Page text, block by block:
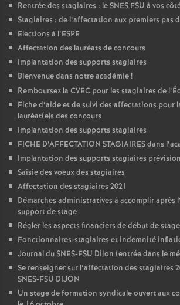
Rentrée des stagiaires : le SNES FSU à vos
Stagiaires : de l’affectation aux premiers pas
Elections à l’ESPE
Affectation des lauréats de concours
Implantation des supports stagiaires
Bienvenue dans notre académie!
Remboursez la CVEC pour les stagiaires de
Fiche d’aide et de suivi des affectations pour
lauréat(e)s des concours
Implantation des supports stagiaires
FICHE D’AFFECTATION STAGIAIRES dans
Implantation des supports stagiaires
Saisie des voeux des stagiaires
Affectation des stagiaires 2021
Démarches administratives à accomplir après
support de stage
Régler les aspects financiers de début de stage
Fonctionnaires-stagiaires et indemnité
Journal du SNES-FSU Dijon (entrée dans le
Se renseigner sur l’affectation des stagiaires
SNES-FSU DIJON
Un stage de formation syndicale ouvert aux